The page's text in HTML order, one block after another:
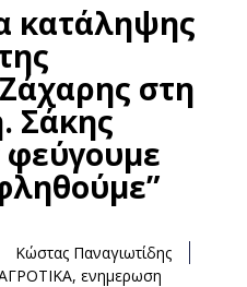
κατάληψης
στη
Σάκης
φεύγουμε
Κώστας Παναγιωτίδης
, ενημερωση